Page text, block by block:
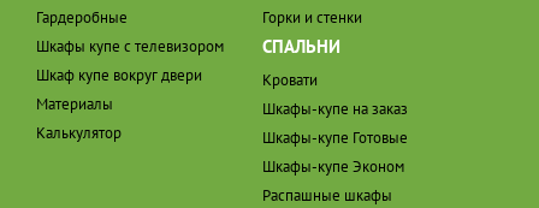
Гардеробные
Шкафы купе с телевизором
Шкаф купе вокруг двери
Материалы
Калькулятор
Горки и стенки
СПАЛЬНИ
Кровати
Шкафы-купе на заказ
Шкафы-купе Готовые
Шкафы-купе Эконом
Распашные шкафы